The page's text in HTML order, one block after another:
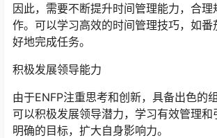
因此，需要不断提升时间管理能力，合理
作。可以学习高效的时间管理技巧，如番
好地完成任务。
积极发展领导能力
由于ENFP注重思考和创新，具备出色的
可以积极发展领导潜力，学习有效管理和
明确的目标，扩大自身影响力。